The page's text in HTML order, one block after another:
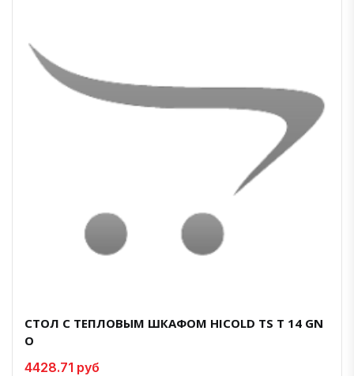
СТОЛ С ТЕПЛОВЫМ ШКАФОМ HICOLD TS T 14 GN
O
4428.71 руб